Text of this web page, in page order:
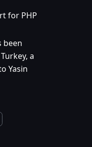
for PHP
been
a
Yasin